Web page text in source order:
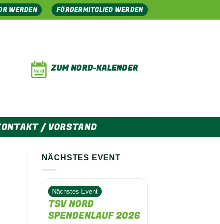
WERDEN FÖRDERMITGLIED WERDEN
ZUM NORD-KALENDER
/ VORSTAND
NÄCHSTES EVENT
Nächstes Event
TSV NORD
SPENDENLAUF 2026